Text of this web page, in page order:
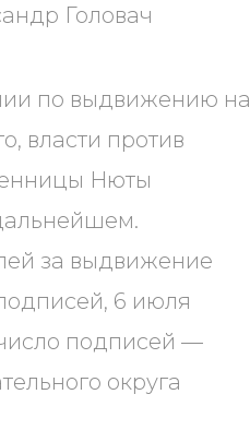
Головач
по выдвижению на
власти против
Нюты
за выдвижение
6 июля
подписей —
округа